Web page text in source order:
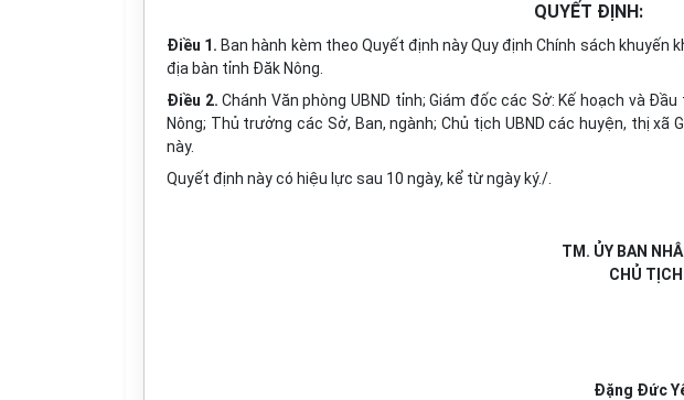
QUYẾT ĐỊNH:
Điều 1. Ban hành kèm theo Quyết định này Quy định Chính sách
địa bàn tỉnh Đăk Nông.
Điều 2. Chánh Văn phòng UBND tỉnh; Giám đốc các Sở: Kế hoạch và
Nông; Thủ trưởng các Sở, Ban, ngành; Chủ tịch UBND các huyện, thị xã
này.
Quyết định này có hiệu lực sau 10 ngày, kể từ ngày ký./.
TM. ỦY BAN
CHỦ TỊCH
Đặng Đức